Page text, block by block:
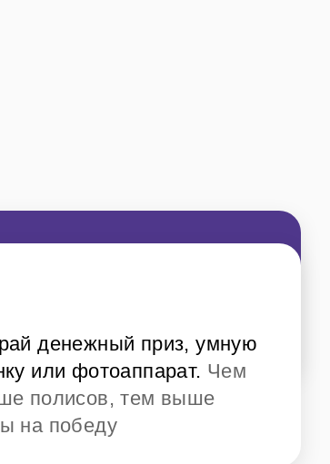
денежный приз, умную
или фотоаппарат. Чем
полисов, тем выше
на победу